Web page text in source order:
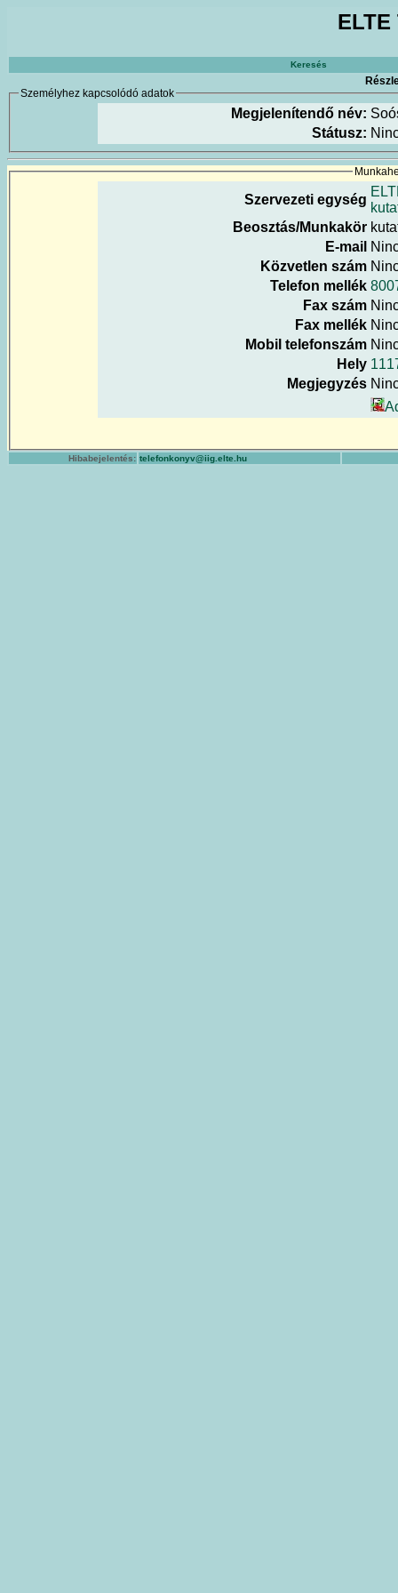
Keresés
Személyhez kapcsolódó adatok
Megjelenítendő név:
Státusz:
Szervezeti egység
Beosztás/Munkakör
E-mail
Közvetlen szám
Telefon mellék
Fax szám
Fax mellék
Mobil telefonszám
Hely
Megjegyzés
Hibabejelentés: telefonkonyv@iig.elte.hu